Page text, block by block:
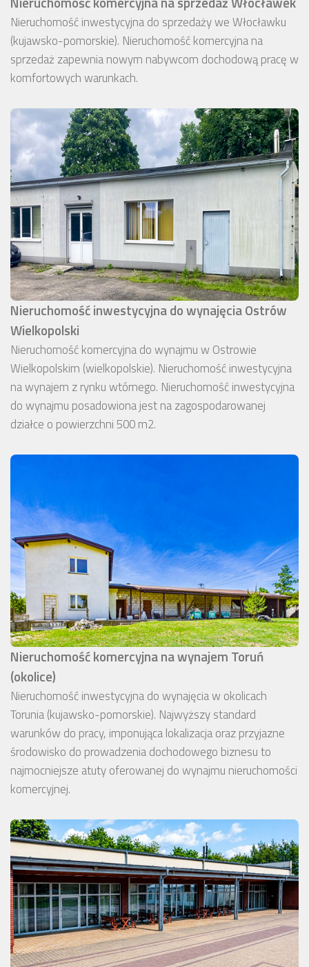
Nieruchomość inwestycyjna do sprzedaży we Włocławku
(kujawsko-pomorskie). Nieruchomość komercyjna na
sprzedaż zapewnia nowym nabywcom dochodową pracę w
komfortowych warunkach.
Nieruchomość inwestycyjna do wynajęcia Ostrów
Wielkopolski
Nieruchomość komercyjna do wynajmu w Ostrowie
Wielkopolskim (wielkopolskie). Nieruchomość inwestycyjna
na wynajem z rynku wtórnego. Nieruchomość inwestycyjna
do wynajmu posadowiona jest na zagospodarowanej
działce o powierzchni 500 m2.
Nieruchomość komercyjna na wynajem Toruń
(okolice)
Nieruchomość inwestycyjna do wynajęcia w okolicach
Torunia (kujawsko-pomorskie). Najwyższy standard
warunków do pracy, imponująca lokalizacja oraz przyjazne
środowisko do prowadzenia dochodowego biznesu to
najmocniejsze atuty oferowanej do wynajmu nieruchomości
komercyjnej.